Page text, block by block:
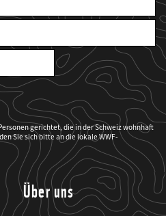
gerichtet, die in der Schweiz wohnhaft
Sie sich bitte an die lokale WWF-
Über uns